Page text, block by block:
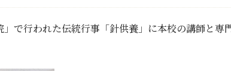
で行われた伝統行事「針供養」に本校の講師と専